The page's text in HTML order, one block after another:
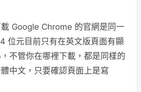
Google Chrome 的官網是同一
位元目前只有在英文版頁面有顯
不管你在哪裡下載，都是同樣的
中文，只要確認頁面上是寫